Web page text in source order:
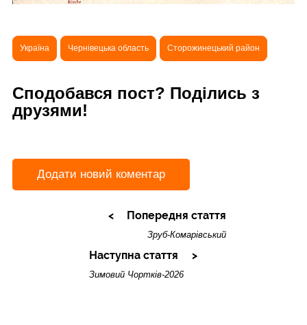
Україна Чернівецька область Сторожинецький район
Сподобався пост? Поділись з
друзями!
Додати новий коментар
Попередня стаття
Зруб-Комарівський
Наступна стаття
Зимовий Чортків-2026